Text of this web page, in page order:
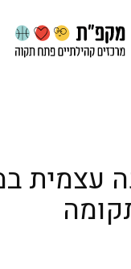
עצמית